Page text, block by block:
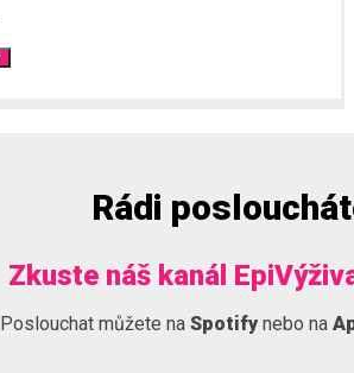
Rádi
Zkuste náš kanál
Poslouchat můžete na Spotify nebo na